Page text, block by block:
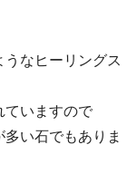
なヒーリングス
ていますので
い石でもありま